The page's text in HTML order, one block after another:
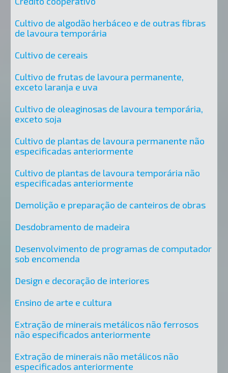
Cultivo de algodão herbáceo e de outras fibras
de lavoura temporária
Cultivo de cereais
Cultivo de frutas de lavoura permanente,
exceto laranja e uva
Cultivo de oleaginosas de lavoura temporária,
exceto soja
Cultivo de plantas de lavoura permanente não
especificadas anteriormente
Cultivo de plantas de lavoura temporária não
especificadas anteriormente
Demolição e preparação de canteiros de obras
Desdobramento de madeira
Desenvolvimento de programas de computador
sob encomenda
Design e decoração de interiores
Ensino de arte e cultura
Extração de minerais metálicos não ferrosos
não especificados anteriormente
Extração de minerais não metálicos não
especificados anteriormente